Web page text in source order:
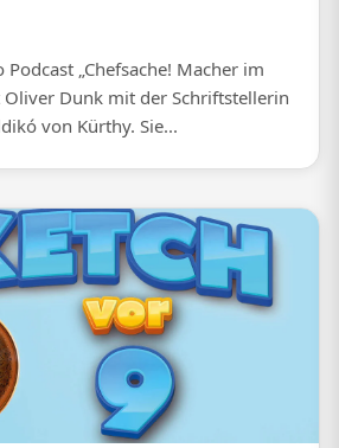
„Chefsache! Macher im
Oliver Dunk mit der Schriftstellerin
von Kürthy. Sie...